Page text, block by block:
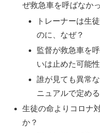
ぜ救急車を呼ばなか
トレーナーは生
のに、なぜ？
監督が救急車を
いは止めた可能
誰が見ても異常
ニュアルで定める
生徒の命よりコロナ
か？